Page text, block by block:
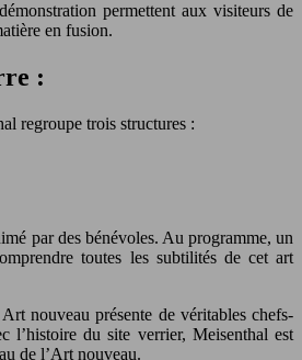
permettent aux visiteurs de
en fusion.
:
regroupe trois structures :
par des bénévoles. Au programme, un
toutes les subtilités de cet art
nouveau présente de véritables chefs-
l’histoire du site verrier, Meisenthal est
de l’Art nouveau.